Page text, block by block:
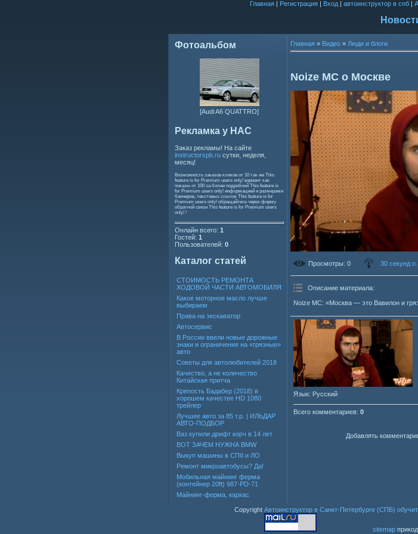
Главная| Регистрация| Вход| автоинструктор в спб|
Фотоальбом
[Audi A6 QUATTRO]
Рекламка у НАС
Заказ рекламы! На сайте
instructorspb.ru сутки, неделя,
месяц!
Возможность заказов кликов от 10 так же This
feature is for Premium users only! вариант как
показы от 100 за более подробной This feature is
for Premium users only! информацией и размерами
баннеров, текстовых ссылок This feature is for
Premium users only! обращайтесь через форму
обратной связи This feature is for Premium users
only! !
Онлайн всего: 1
Гостей: 1
Пользователей: 0
Каталог статей
СТОИМОСТЬ РЕМОНТА
ХОДОВОЙ ЧАСТИ АВТОМОБИЛЯ
Какое моторное масло лучше
выбираем
Права на экскаватор
Автосервис
В России ввели новые дорожные
знаки и ограничения на «грязные»
авто
Советы для автолюбителей 2018
Качество, а не количество
Китайская притча
Крепость Бадабер (2018) в
хорошем качестве HD 1080
трейлер
Лучшее авто за 85 т.р. | ИЛЬДАР
АВТО-ПОДБОР
Ваз купили дрифт корч в 14 лет
ВОТ ЗАЧЕМ НУЖНА BMW
Выкуп машины в СПб и ЛО
Ремонт микроавтобусы? Да!
Мобильная майнинг ферма
(контейнер 20ft) 987-PD-71
Майнинг-ферма, каркас
Главная » Видео » Люди и блоги
Noize MC о Москве
Просмотры: 0 30 секунд о...
Описание материала:
Noize MC: «Москва — это Вавилон и
Язык: Русский
Всего комментариев: 0
Добавлять
Copyright Автоинструктор в Санкт-Петербурге (СПБ)
sitemap